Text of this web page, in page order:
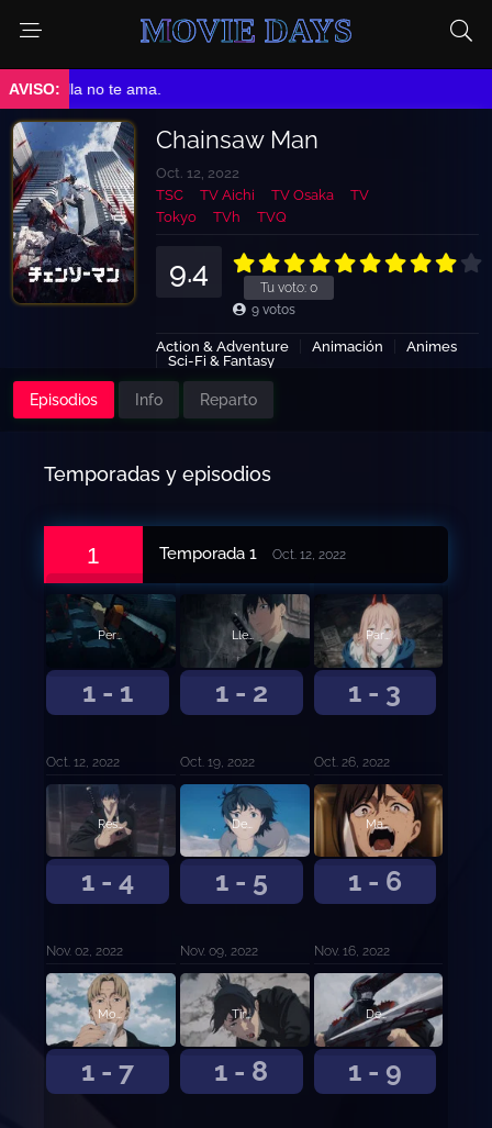
MOVIE DAYS
➤ Ella no te ama.
Chainsaw Man
Oct. 12, 2022
TSC
TV Aichi TV Osaka
TV
Tokyo
TVh TVQ
Tu voto: 0
9.4
9 votos
Action & Adventure Animación
Animes
Sci-Fi & Fantasy
Episodios Info Reparto
Temporadas y episodios
1 Temporada 1 Oct. 12, 2022
1 - 1
Perro y motosierra
Oct. 12, 2022
1 - 2
Llegada a Tokio
Oct. 19, 2022
1 - 3
Paradero de Nyako
Oct. 26, 2022
1 - 4
Rescate
Nov. 02, 2022
1 - 5
Demonio Pistola
Nov. 09, 2022
1 - 6
Matar a Denji
Nov. 16, 2022
1 - 7
Motosierra vs Eternidad
1 - 8
Tiroteo
1 - 9
Desde Kioto